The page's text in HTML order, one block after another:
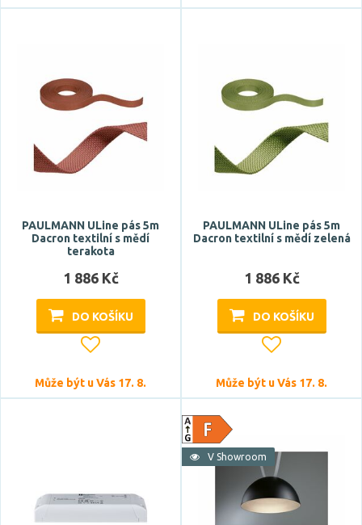
PAULMANN ULine pás 5m
Dacron textilní s mědí
terakota
1 886 Kč
DO KOŠÍKU
Může být u Vás 17. 8.
PAULMANN ULine pás 5m
Dacron textilní s mědí zelená
1 886 Kč
DO KOŠÍKU
Může být u Vás 17. 8.
V Showroom